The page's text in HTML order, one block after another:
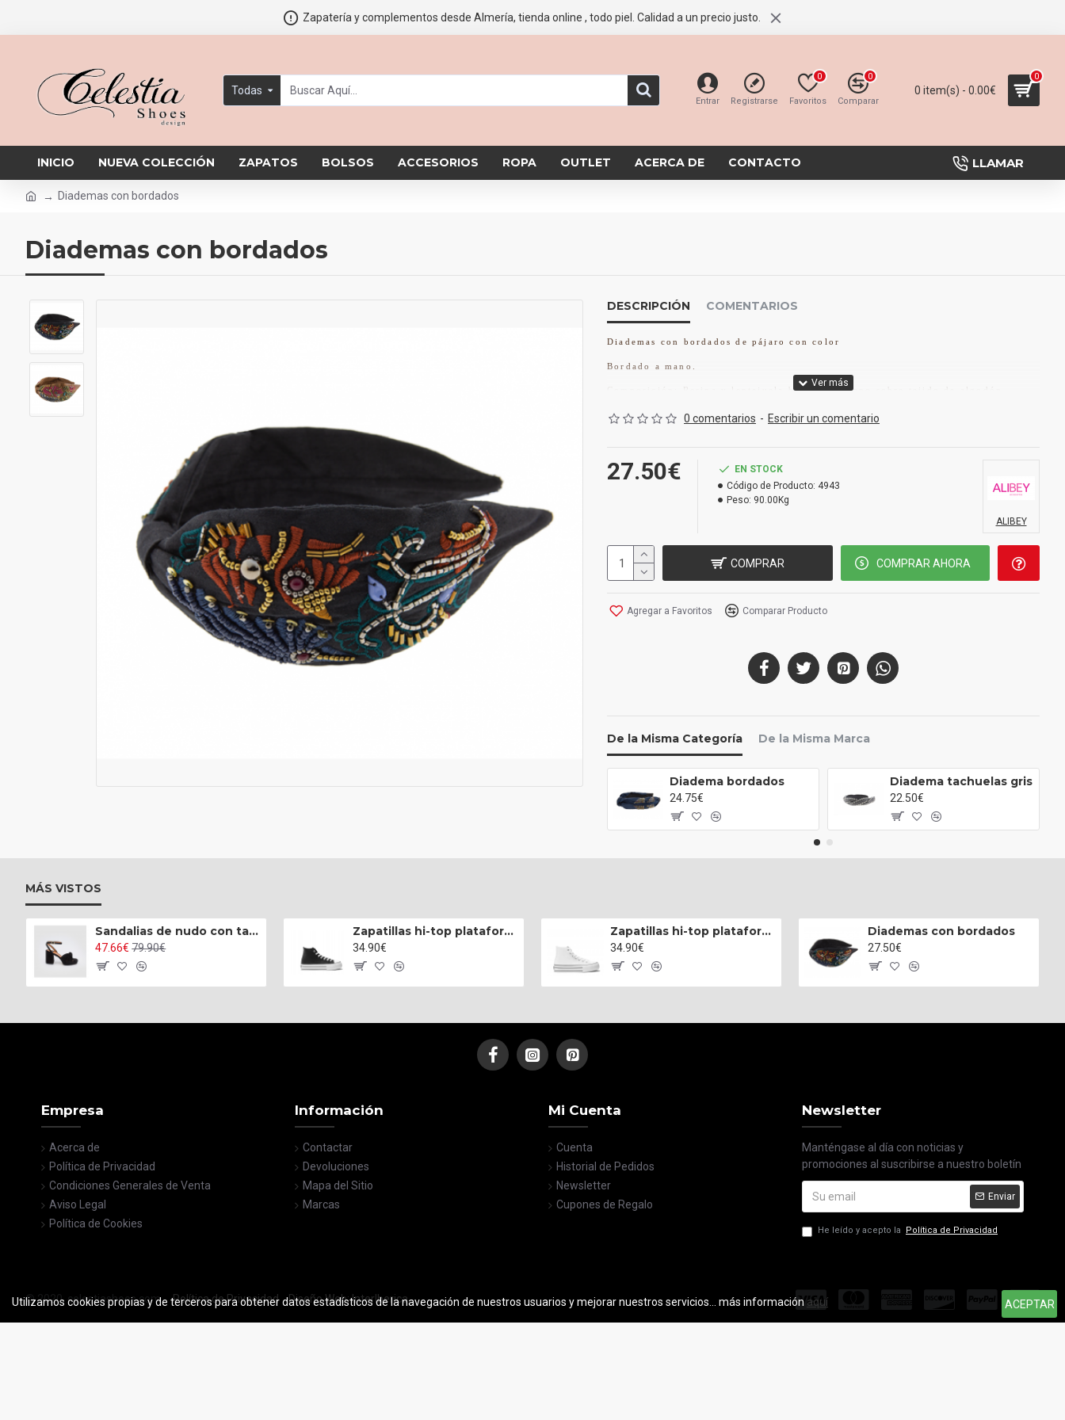
Zapatería y complementos desde Almería, tienda online , todo piel. Calidad a un precio justo.
Todas
Entrar Registrarse Favoritos
0
Comparar
0
0 item(s) - 0.00€
0
INICIO NUEVA COLECCIÓN ZAPATOS BOLSOS ACCESORIOS ROPA OUTLET ACERCA DE CONTACTO LLAMAR
Diademas con bordados
Diademas con bordados
DESCRIPCIÓN COMENTARIOS
Diademas con bordados de pájaro con color
Bordado a mano.
Composición: Resina y lentejuela bordada a mano sobre tejido de algodón
0 comentarios - Escribir un comentario
27.50€
EN STOCK
Código de Producto: 4943
Peso: 90.00Kg
ALIBEY
COMPRAR COMPRAR AHORA
Agregar a Favoritos Comparar Producto
De la Misma Categoría De la Misma Marca
Diadema bordados
24.75€
Diadema tachuelas gris
22.50€
MÁS VISTOS
Sandalias de nudo con tacón alto ancho y plataforma
47.66€ 79.90€
Zapatillas hi-top plataforma napa negro
34.90€
Zapatillas hi-top plataforma napa blanca
34.90€
Diademas con bordados
27.50€
Empresa
Acerca de
Política de Privacidad
Condiciones Generales de Venta
Aviso Legal
Política de Cookies
Información
Contactar
Devoluciones
Mapa del Sitio
Marcas
Mi Cuenta
Cuenta
Historial de Pedidos
Newsletter
Cupones de Regalo
Newsletter
Manténgase al día con noticias y
promociones al suscribirse a nuestro boletín
Enviar
He leído y acepto la Política de Privacidad
© 2020, celestiashoes.comPolítica de Privacidad Diseño Web: InterIberica ACEPTAR
Utilizamos cookies propias y de terceros para obtener datos estadísticos de la navegación de nuestros usuarios y mejorar nuestros servicios... más información aquí